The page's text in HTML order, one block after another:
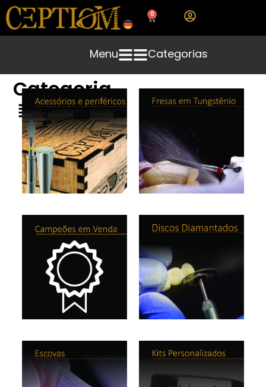
0
Menu Categorias
Categoria